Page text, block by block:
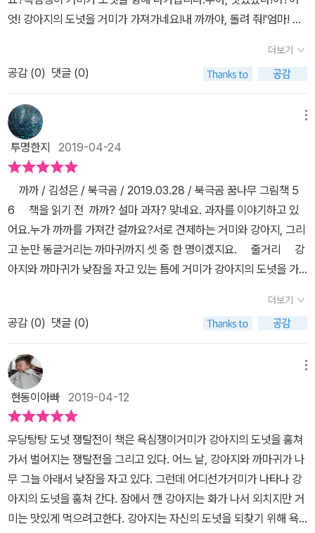
B.옆에서 '까까?'라는 말을 되뇌이는 까만 새.강아지 BOB이 자신의
까까를 찾기위한 도전이 이제 시작됩니다. 어떻게 까까를 되찾지? 고
민하는 BOB에게 까만새의 엉뚱한 행동들은 생각을 번쩍이게 만드네
요.새가 걸려 넘어진 갈퀴를 잡고 거미줄 공격을 시도하기도하고,또
작전'이 펼쳐집니다.과연, 강아지 BOB은 자기의 까까를 되찾을 수
있을까요?​한 장 한 장을 넘길 때 마다글밥도 많이 없는 이 책 속으로
아이들의 시선이 빨려듭니다.저 도넛, 나도 먹고 싶은데를 비롯해자
신만의 도넛찾기 방법을 이야기하면서요.그러다가, '저러다...'하면서
자기만의 상상으로 이야기 진행을 이야기했는데정말 그 말대로 그런
이야기가 책에 그려져 있는 것을 보고는 놀라기도 하구요.저 까까는
어떻게 될까요? 그리고, 책에 등장하는 강아지와 거미와 검은새는 마
지막에 어떤 표정을 지을까요?​단순하지만 흥미롭고, 읽으면서 다음
전개 상황을 자신의 상상을 펼쳐 마음껏 이야기해 볼 수 있었던 그림
엇! 강아지의 도넛을 거미가 가져가네요!내 까까야, 돌려 줘!'엄마! 거
다.'아이가 걱정스러운 마음에 빠르게 책장을 넘겼습니다.그 옆에 있
던 까마귀.까까~까까?까!아하!까마귀의 울음과 도넛 '까까'.이제야 이
해한 저는 혼자 피식 웃다가 아이가 갸우뚱하며 쳐다보았습니다.'아니
야! 우리 계속 책을 읽어보자!'강아지는 도넛을 찾기 위해 온갖 노력을
해 봅니다.​하지만......닿을 듯 말 듯.'강아지야! 힘내!'응원을 해 주는
아이를 바라보니 너무나도 귀여웠습니다.'강아지야! 할 수 있어!'강아
지는 우리 아이의 응원을 들었던 것일까요!결국 손에 넣게 된 순
간!? 과연 강아지는 욕심쟁이 거미로부터 도넛을 되찾았을까요?(책
을 읽어보면 아실 거예요!)이 동화책은 까마귀의 '까까'에 담긴 숨은
의미를 상상해보는 것이라고 하였습니다.까까단순한 까마귀의 울음
이 아니었습니다.책을 읽고 난 뒤 아이는 무엇을 느꼈을지 궁금하였
습니다.'이 동화책은 어떤 거 같애?''친구꺼를 욕심내면 안 되는거야!
서로 욕심내서 결국 못 먹었잖아.''맞아! 서로 사이좋게 나눠 먹어야
하는건데......'그리고는 아이는 동생과 함께 과자를 나눠먹으면서 이
도넛을 먹게 될 때 생각날 것 같습니다.그럴 때 아이와 함께 다시 이
책을 읽으면서 가슴 따뜻함을 느끼고자 합니다.
더보기
공감 (0) 댓글 (0)
투명한지 2019-04-24
까까 / 김성은 / 북극곰 / 2019.03.28 / 북극곰 꿈나무 그림책 5
6 책을 읽기 전 까까? 설마 과자? 맞네요. 과자를 이야기하고 있
어요.누가 까까를 가져간 걸까요?서로 견제하는 거미와 강아지, 그리
고 눈만 동글거리는 까마귀까지 셋 중 한 명이겠지요. 줄거리 강
아지와 까마귀가 낮잠을 자고 있는 틈에 거미가 강아지의 도넛을 가
거미는 들은 척도 하지 않고 맛있게 먹으려고 하지요.어휴~ 얄미운
거미! 이에 강아지의 반격이 이어지지요.빗자루 공격, 트램펄린 공
격, 미끄럼틀을 이용한 킥보드 공격까지... 하지만 이 모든 공격은
아쉽게 실패로 끝나버리지요. 마지막으로 던진 한판 승부!'원수는
외나무다리에서 만난다'더니 드디어 둘을 정면 승부를 하게 되네
요. 그런데...왜 까마귀는 이 중요한 순간에 날아가 버리는 거
죠? 책을 읽고 <까까>를 읽기 전에는 '까까'가 과자라고만 생각했
는데까마귀가 자신의 이름을 말하는 걸까요?아니면 강아지에게 충
고, 조언 등의 어떤 이야기를 하고 있는 걸까요? '강아지야. 내가 말
한 것은 그 방법이 아니야.''거미야. 우리 함께 나누면 어떠니?''너희
둘 그렇게 계속 싸우면 내가 가져간다..' 이렇게 까마귀의 까까를 해
석하면 재미있을 것 같아요.자신이 입게 된 손해에 대한 분노를 터트
더보기
공감 (0) 댓글 (0)
현동이아빠 2019-04-12
우당탕탕 도넛 쟁탈전이 책은 욕심쟁이거미가 강아지의 도넛을 훔쳐
가서 벌어지는 쟁탈전을 그리고 있다. 어느 날, 강아지와 까마귀가 나
무 그늘 아래서 낮잠을 자고 있다. 그런데 어디선가거미가 나타나 강
아지의 도넛을 훔쳐 간다. 잠에서 깬 강아지는 화가 나서 외치지만 거
미는 맛있게 먹으려고한다. 강아지는 자신의 도넛을 되찾기 위해 욕